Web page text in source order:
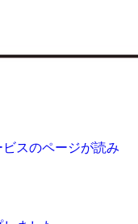
スのページが読み